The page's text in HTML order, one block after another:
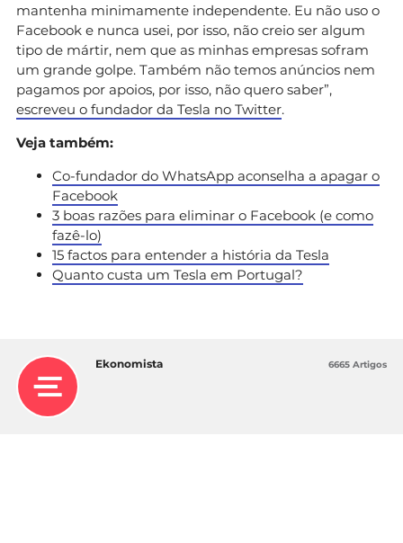
mantenha minimamente independente. Eu não uso o
Facebook e nunca usei, por isso, não creio ser algum
tipo de mártir, nem que as minhas empresas sofram
um grande golpe. Também não temos anúncios nem
pagamos por apoios, por isso, não quero saber”,
escreveu o fundador da Tesla no Twitter.
Veja também:
Co-fundador do WhatsApp aconselha a apagar o
Facebook
3 boas razões para eliminar o Facebook (e como
fazê-lo)
15 factos para entender a história da Tesla
Quanto custa um Tesla em Portugal?
Ekonomista 6665 Artigos